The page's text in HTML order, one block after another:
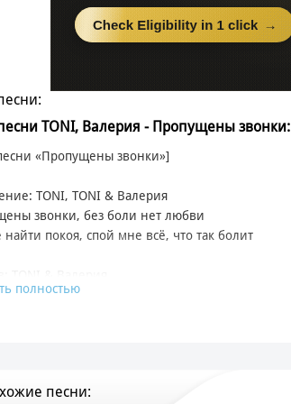
TONI, Валерия - Пропущены звонки:
«Пропущены звонки»]
TONI, TONI & Валерия
звонки, без боли нет любви
покоя, спой мне всё, что так болит
звонки, без боли нет любви
Куплет: Валерия
полностью
песни: